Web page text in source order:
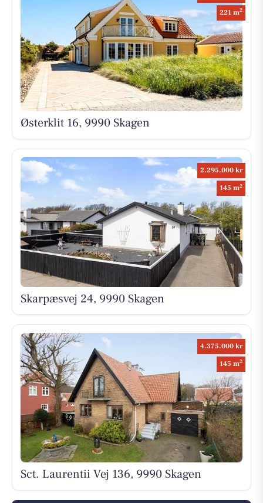
221 m2
Østerklit 16, 9990 Skagen
2.295.000 kr
145 m2
Skarpæsvej 24, 9990 Skagen
4.375.000 kr
145 m2
Sct. Laurentii Vej 136, 9990 Skagen